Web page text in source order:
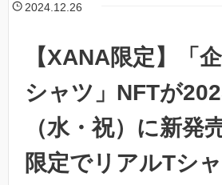
2024.12.26
【XANA限定】「
シャツ」NFTが
（水・祝）に新発
限定でリアルTシ